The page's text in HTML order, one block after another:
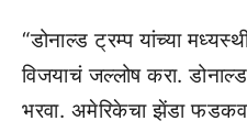
“डोनाल्ड ट्रम्प यांच्या
विजयाचं जल्लोष करा. डोनाल्ड
भरवा. अमेरिकेचा झेंडा